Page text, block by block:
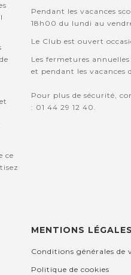
ce
Pendant les vacances
18h00 du lundi au
Le Club est ouvert
Les fermetures
et pendant les vacances
Pour plus de sécurité,
: 01 44 29 12 40.
MENTIONS LÉGALES
Conditions générales de
Politique de cookies